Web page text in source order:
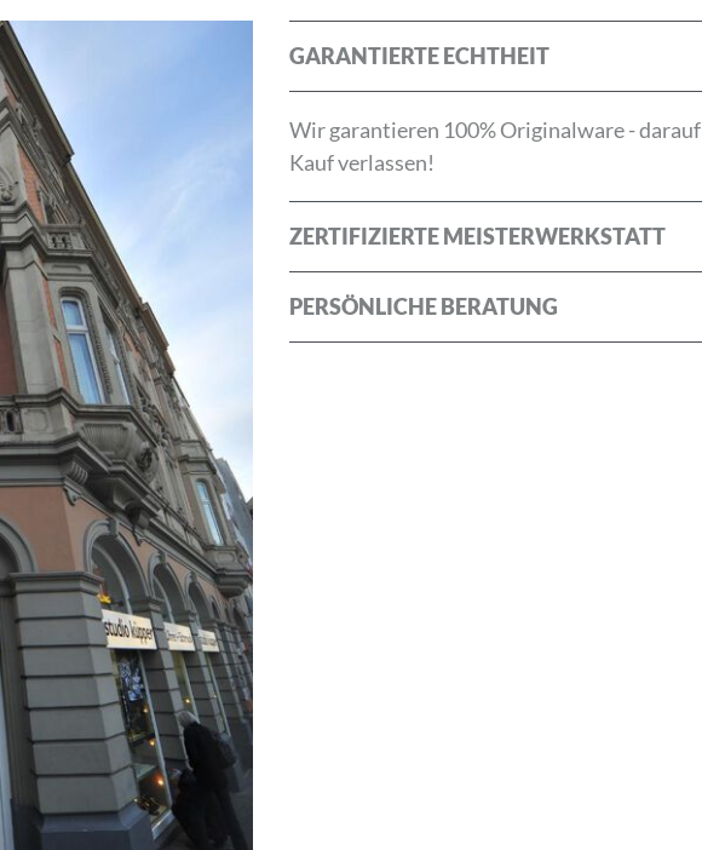
GARANTIERTE ECHTHEIT
Wir garantieren 100% Originalware -
Kauf verlassen!
ZERTIFIZIERTE MEISTERWERKSTATT
PERSÖNLICHE BERATUNG
Allgemeinen Geschäftsbedingungen